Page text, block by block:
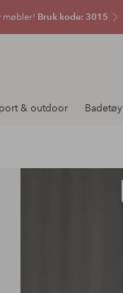
møbler! Bruk kode: 3015
& outdoor Badetøy